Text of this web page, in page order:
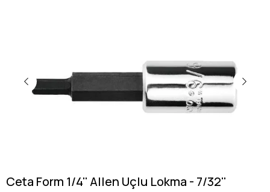
Ceta Form 1/4'' Allen Uçlu Lokma - 7/32''